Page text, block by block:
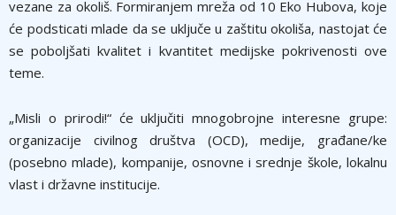
vezane za okoliš. Formiranjem mreža od 10 Eko Hubova, koje
će podsticati mlade da se uključe u zaštitu okoliša, nastojat će
se poboljšati kvalitet i kvantitet medijske pokrivenosti ove
teme.
„Misli o prirodi!“ će uključiti mnogobrojne interesne grupe:
organizacije civilnog društva (OCD), medije, građane/ke
(posebno mlade), kompanije, osnovne i srednje škole, lokalnu
vlast i državne institucije.